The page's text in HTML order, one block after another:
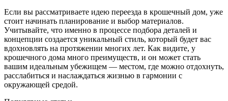
Если вы рассматриваете идею переезда в крошечный дом, уже
стоит начинать планирование и выбор материалов.
Учитывайте, что именно в процессе подбора деталей и
концепции создается уникальный стиль, который будет вас
вдохновлять на протяжении многих лет. Как видите, у
крошечного дома много преимуществ, и он может стать
вашим идеальным убежищем — местом, где можно отдохнуть,
расслабиться и наслаждаться жизнью в гармонии с
окружающей средой.